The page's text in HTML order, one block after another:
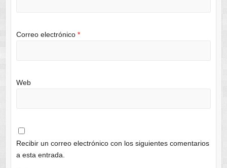
Correo electrónico *
Web
Recibir un correo electrónico con los siguientes comentarios
a esta entrada.